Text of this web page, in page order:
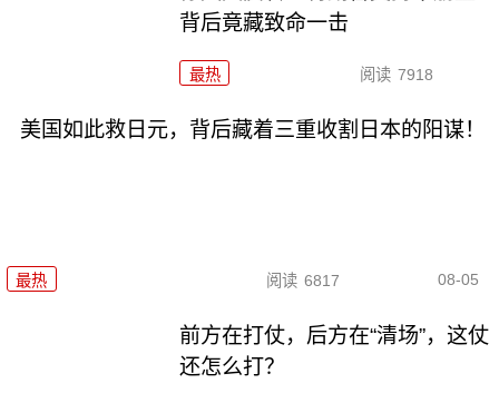
背后竟藏致命一击
最热 阅读 7918
美国如此救日元，背后藏着三重收割日本的阳谋！
最热 阅读 6817 08-05
前方在打仗，后方在“清场”，这仗
还怎么打？